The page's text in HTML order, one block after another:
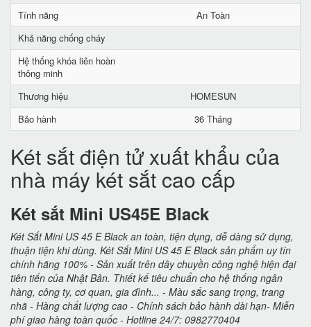
Tính năng
An Toàn
Khả năng chống cháy
Hệ thống khóa liên hoàn
thông minh
Thương hiệu
HOMESUN
Bảo hành
36 Tháng
Két sắt điện tử xuất khẩu của
nhà máy két sắt cao cấp
Két sắt Mini US45E Black
Két Sắt Mini US 45 E Black an toàn, tiện dụng, dễ dàng sử dụng,
thuận tiện khi dùng. Két Sắt Mini US 45 E Black sản phẩm uy tín
chính hãng 100% - Sản xuất trên dây chuyền công nghệ hiện đại
tiên tiến của Nhật Bản. Thiết kế tiêu chuẩn cho hệ thống ngân
hàng, công ty, cơ quan, gia đình... - Màu sắc sang trọng, trang
nhã - Hàng chất lượng cao - Chính sách bảo hành dài hạn- Miễn
phí giao hàng toàn quốc - Hotline 24/7: 0982770404